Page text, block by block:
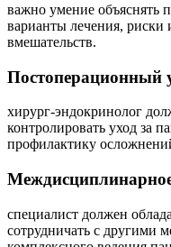
важно умение объяснять
варианты лечения, риски
вмешательств.
Постоперационный
хирург-эндокринолог
контролировать уход за
профилактику
специалист должен
сотрудничать с другими